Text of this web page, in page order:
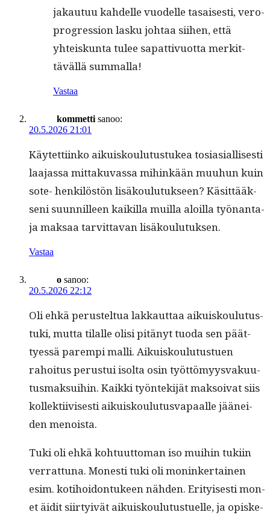
jakau­tuu kahdelle vuodelle tasais­es­ti, vero­
pro­gres­sion lasku johtaa siihen, että
yhteiskun­ta tulee sap­at­tivuot­ta merkit­
täväl­lä summalla!
Vastaa
kommetti sanoo:
20.5.2026 21:01
Käytet­ti­inko aikuisk­oulu­tus­tukea tosi­asial­lis­es­ti
laa­jas­sa mit­taku­vas­sa mihinkään muuhun kuin
sote- henkilöstön lisäk­oulu­tuk­seen? Käsit­tääk­
seni suun­nilleen kaikil­la muil­la aloil­la työ­nan­ta­
ja mak­saa tarvit­ta­van lisäkoulutuksen.
Vastaa
o sanoo:
20.5.2026 22:12
Oli ehkä perustel­tua lakkaut­taa aikuisk­oulu­tus­
tu­ki, mut­ta tilalle olisi pitänyt tuo­da sen päät­
tyessä parem­pi malli. Aikuisk­oulu­tustuen
rahoi­tus perus­tui isol­ta osin työt­tömyys­vaku­u­
tus­mak­sui­hin. Kaik­ki työn­tek­i­jät mak­soi­vat siis
kollek­ti­ivis­es­ti aikuisk­oulu­tus­va­paalle jäänei­
den menoista.
Tuki oli ehkä kohtu­ut­toman iso mui­hin tuki­in
ver­rat­tuna. Mon­esti tuki oli moninker­tainen
esim. koti­hoidon­tu­keen näh­den. Eri­tyis­es­ti mon­
et äid­it siir­tyivät aikuisk­oulu­tustuelle, ja opiske­